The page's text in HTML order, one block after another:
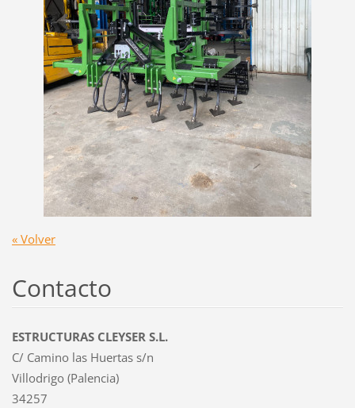
« Volver
Contacto
ESTRUCTURAS CLEYSER S.L.
C/ Camino las Huertas s/n
Villodrigo (Palencia)
34257